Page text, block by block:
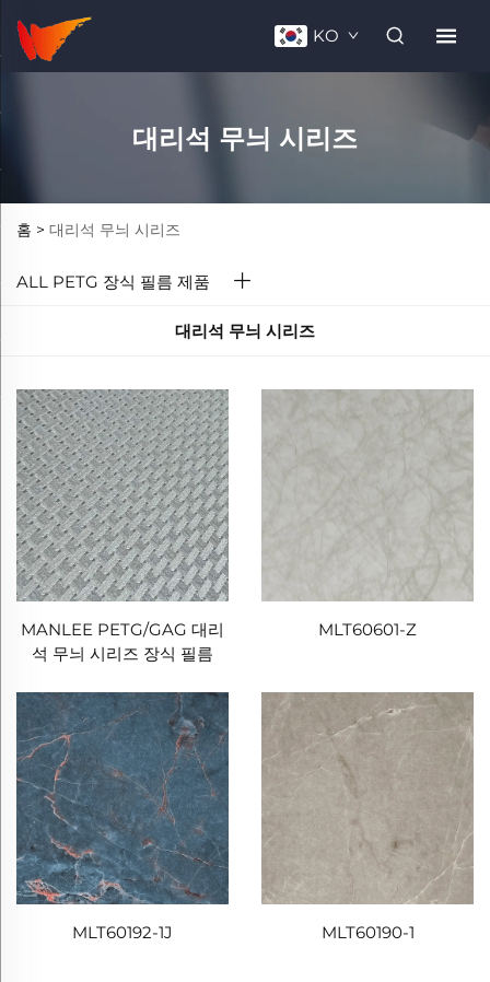
KO
대리석 무늬 시리즈
홈 > 대리석 무늬 시리즈
ALL PETG 장식 필름 제품
대리석 무늬 시리즈
MANLEE PETG/GAG 대리
석 무늬 시리즈 장식 필름
MLT60601-Z
MLT60192-1J MLT60190-1